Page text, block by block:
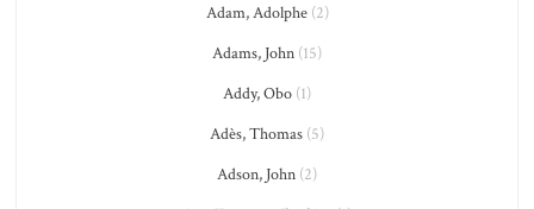
Adam, Adolphe(2)
Adams, John (15)
Addy, Obo (1)
Adès, Thomas (5)
Adson, John (2)